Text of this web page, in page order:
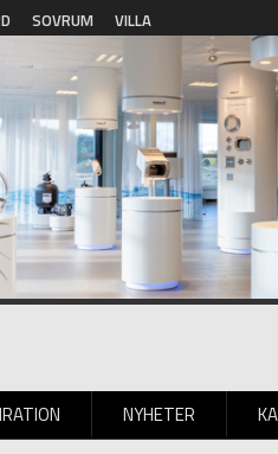
SOVRUM VILLA
NYHETER